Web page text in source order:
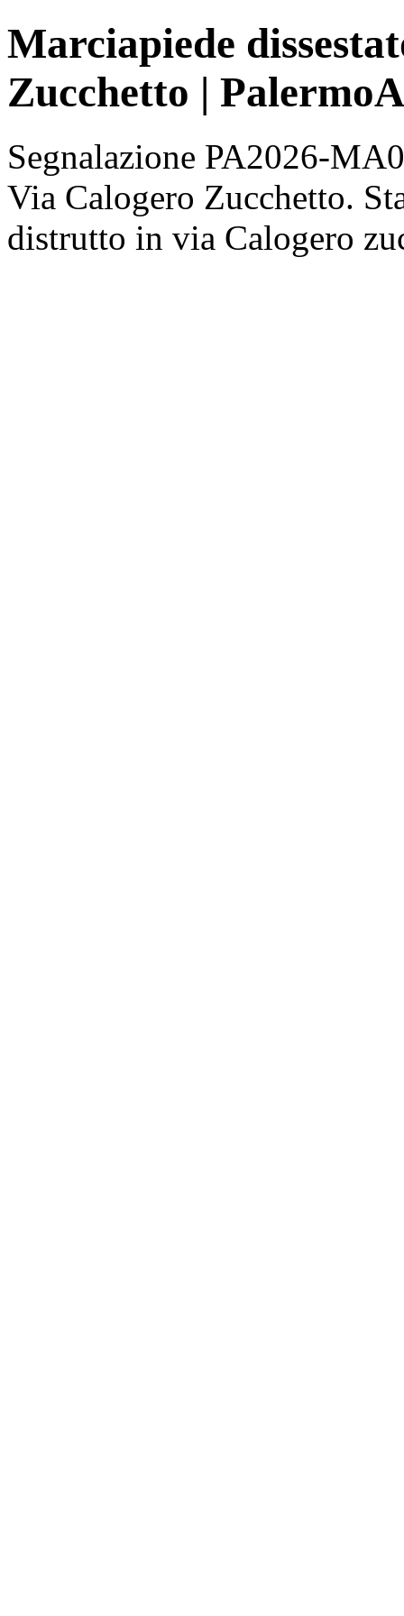
Marciapiede
Zucchetto |
Segnalazione PA2026-
Via Calogero Zucchetto.
distrutto in via Calogero